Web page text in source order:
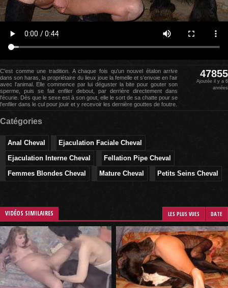
C'est comme une tradition. A chaque fois qu'un nouvel étalon arrive
dans son haras, la propriétaire du lieux joue la femelle et s'envoie en l'air
avec l'animal. Elle commence par lui déguster la bite pour gouter son
sperme, puis se fait enfiler debout, par derrière directement dans
l'écurie. Dès que le sexe est à son gout, elle le sort de sa chatte pour se
l'enfiler dans le cul pour jouir et y recevoir les dernière gouttes de foutre.
47855
Ajoutée il y a 6
années
Catégories
Anal Cheval
Ejaculation Faciale Cheval
Ejaculation Interne Cheval
Fellation Pipe Cheval
Femmes Blondes Cheval
Mature Cheval Petits Seins Cheval
VIDÉOS SIMILAIRES LES PLUS VUES DATE